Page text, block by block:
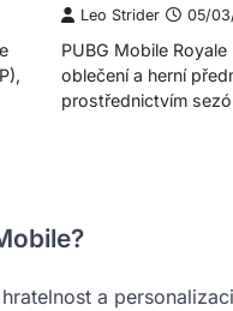
Leo Strider 05/
PUBG Mobile
oblečení a herní
prostřednictvím
a